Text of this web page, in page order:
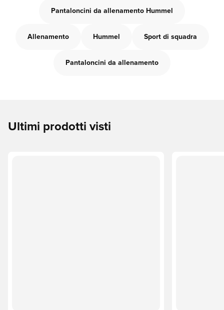
Pantaloncini da allenamento Hummel
Allenamento Hummel Sport di squadra
Pantaloncini da allenamento
Ultimi prodotti visti